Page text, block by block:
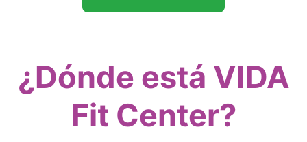
¿Dónde está VIDA
Fit Center?